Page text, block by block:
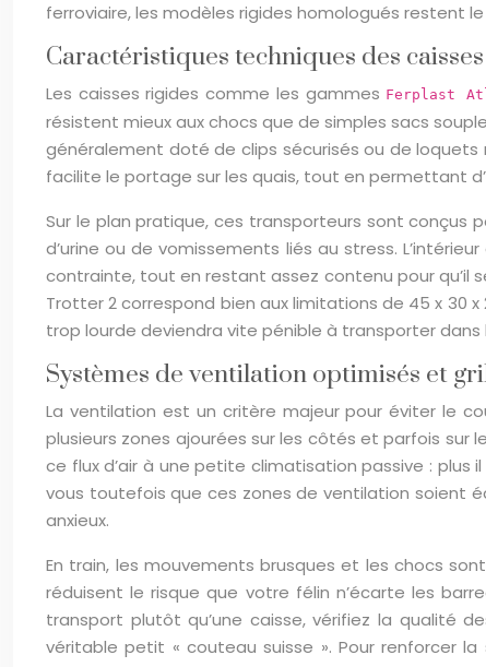
ferroviaire, les modèles rigides homologués restent
Caractéristiques techniques des
Les caisses rigides comme les gammes Ferplast
résistent mieux aux chocs que de simples sacs
généralement doté de clips sécurisés ou de loquets
facilite le portage sur les quais, tout en permettant
Sur le plan pratique, ces transporteurs sont
d’urine ou de vomissements liés au stress.
contrainte, tout en restant assez contenu pour qu’il
Trotter 2 correspond bien aux limitations de 45 x 30
trop lourde deviendra vite pénible à transporter dans
Systèmes de ventilation optimisés et
La ventilation est un critère majeur pour éviter le
plusieurs zones ajourées sur les côtés et parfois
ce flux d’air à une petite climatisation passive :
vous toutefois que ces zones de ventilation soient
anxieux.
En train, les mouvements brusques et les chocs
réduisent le risque que votre félin n’écarte les
transport plutôt qu’une caisse, vérifiez la qualité
véritable petit « couteau suisse ». Pour renforcer